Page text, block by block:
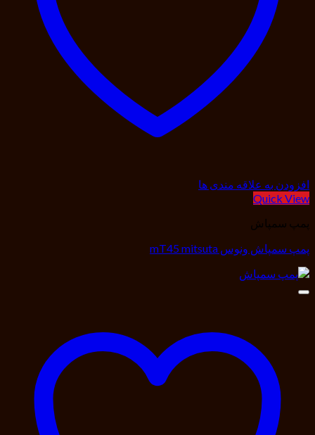
افزودن به علاقه مندی ها
Quick View
پمپ سمپاش
پمپ سمپاش ونوس mT45 mitsuta